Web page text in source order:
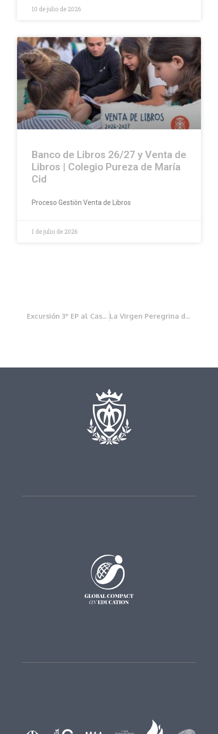
10 de julio de 2026
Banco de Libros 26/27 y Venta de
Libros | Colegio Pureza de María
Cid
Proceso Gestión Venta de Libros
1 de julio de 2026
Excursión 3º EP al Castillo de Benisanó La Virgen Peregrina de la Pureza